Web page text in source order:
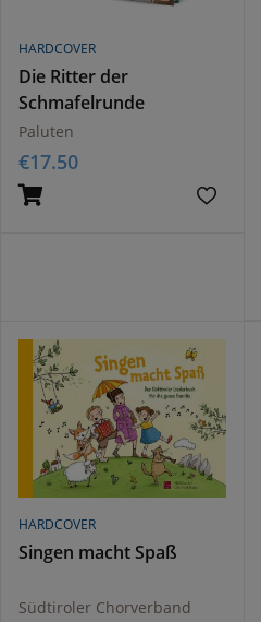
HARDCOVER
Die Ritter der
Schmafelrunde
Paluten
€17.50
HARDCOVER
Singen macht Spaß
Südtiroler Chorverband